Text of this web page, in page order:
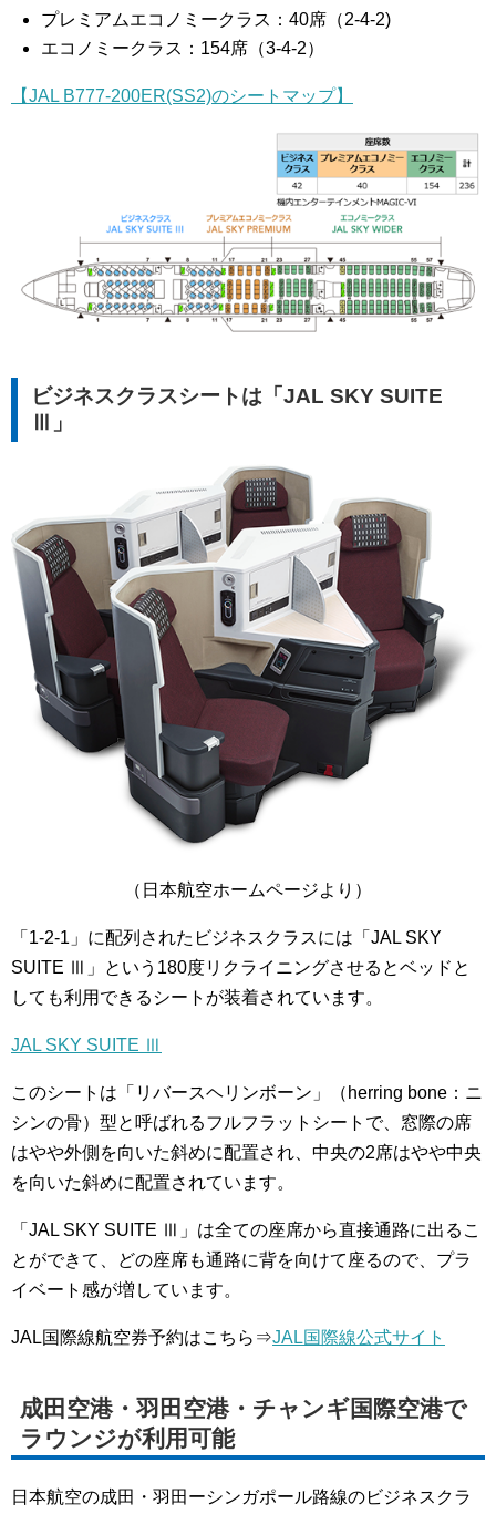
プレミアムエコノミークラス：40席（2-4-2)
エコノミークラス：154席（3-4-2）
【JAL B777-200ER(SS2)のシートマップ】
ビジネスクラスシートは「JAL SKY SUITE
Ⅲ」
（日本航空ホームページより）
「1-2-1」に配列されたビジネスクラスには「JAL SKY
SUITE Ⅲ」という180度リクライニングさせるとベッドと
しても利用できるシートが装着されています。
JAL SKY SUITE Ⅲ
このシートは「リバースヘリンボーン」（herring bone：ニ
シンの骨）型と呼ばれるフルフラットシートで、窓際の席
はやや外側を向いた斜めに配置され、中央の2席はやや中央
を向いた斜めに配置されています。
「JAL SKY SUITE Ⅲ」は全ての座席から直接通路に出るこ
とができて、どの座席も通路に背を向けて座るので、プラ
イベート感が増しています。
JAL国際線航空券予約はこちら⇒JAL国際線公式サイト
成田空港・羽田空港・チャンギ国際空港で
ラウンジが利用可能
日本航空の成田・羽田ーシンガポール路線のビジネスクラ